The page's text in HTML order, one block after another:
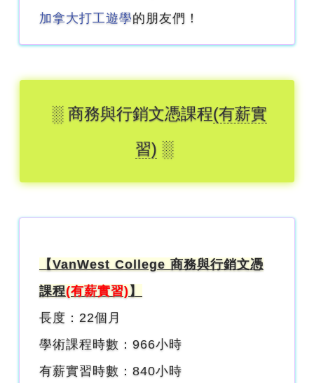
加拿大打工遊學的朋友們！
░ 商務與行銷文憑課程(有薪實
習) ░
【VanWest College 商務與行銷文憑
課程(有薪實習) 】
長度：22個月
學術課程時數：966小時
有薪實習時數：840小時